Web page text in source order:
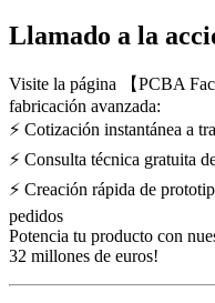
Llamado a la
Visite la página 【PCBA
fabricación avanzada:
⚡ Cotización instantánea a
⚡ Consulta técnica gratuita
⚡ Creación rápida de
pedidos
Potencia tu producto con
32 millones de euros!